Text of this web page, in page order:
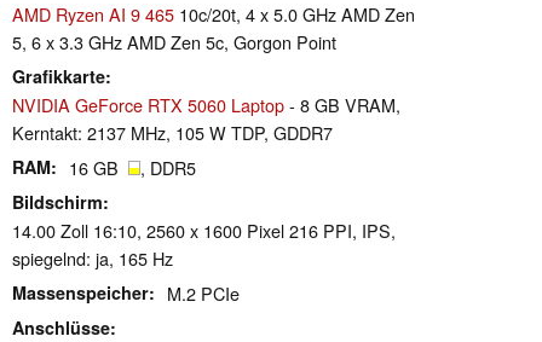
AMD Ryzen AI 9 465 10c/20t, 4 x 5.0 GHz AMD Zen
5, 6 x 3.3 GHz AMD Zen 5c, Gorgon Point
Grafikkarte
NVIDIA GeForce RTX 5060 Laptop- 8 GB VRAM,
Kerntakt: 2137 MHz, 105 W TDP, GDDR7
RAM 16 GB , DDR5
Bildschirm
14.00 Zoll 16:10, 2560 x 1600 Pixel 216 PPI, IPS,
spiegelnd: ja, 165 Hz
Massenspeicher M.2 PCIe
Anschlüsse